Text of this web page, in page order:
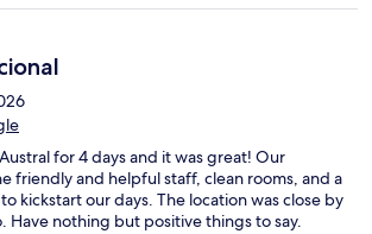
for 4 days and it was great! Our
friendly and helpful staff, clean rooms, and a
kickstart our days. The location was close by
Have nothing but positive things to say.